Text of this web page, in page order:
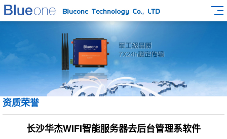
资质荣誉
长沙华杰WIFI智能服务器去后台管理系软件